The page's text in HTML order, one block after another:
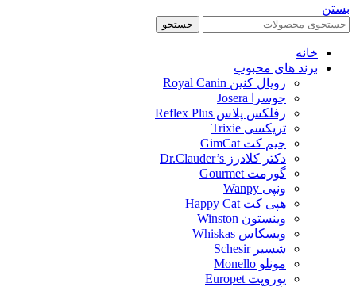
بستن
جستجو
خانه
برند های محبوب
رویال کنین Royal Canin
جوسرا Josera
رفلکس پلاس Reflex Plus
تریکسی Trixie
جیم کت GimCat
دکتر کلادرز Dr.Clauder’s
گورمت Gourmet
ونپی Wanpy
هپی کت Happy Cat
وینستون Winston
ویسکاس Whiskas
شسیر Schesir
مونلو Monello
یوروپت Europet